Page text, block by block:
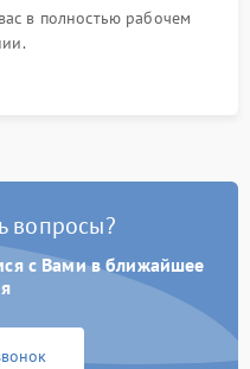
в полностью рабочем
вопросы?
с Вами в ближайшее